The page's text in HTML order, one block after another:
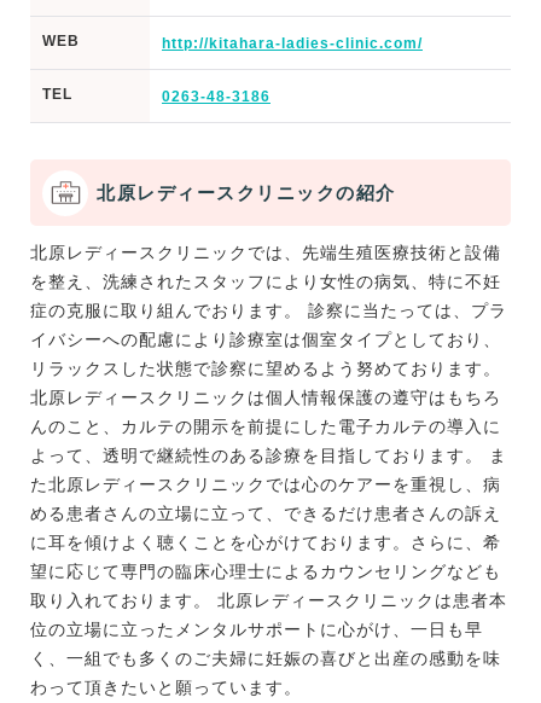
WEB http://kitahara-ladies-clinic.com/
TEL 0263-48-3186
北原レディースクリニックの紹介
北原レディースクリニックでは、先端生殖医療技術と設備
を整え、洗練されたスタッフにより女性の病気、特に不妊
症の克服に取り組んでおります。 診察に当たっては、プラ
イバシーへの配慮により診療室は個室タイプとしており、
リラックスした状態で診察に望めるよう努めております。
北原レディースクリニックは個人情報保護の遵守はもちろ
んのこと、カルテの開示を前提にした電子カルテの導入に
よって、透明で継続性のある診療を目指しております。 ま
た北原レディースクリニックでは心のケアーを重視し、病
める患者さんの立場に立って、できるだけ患者さんの訴え
に耳を傾けよく聴くことを心がけております。さらに、希
望に応じて専門の臨床心理士によるカウンセリングなども
取り入れております。 北原レディースクリニックは患者本
位の立場に立ったメンタルサポートに心がけ、一日も早
く、一組でも多くのご夫婦に妊娠の喜びと出産の感動を味
わって頂きたいと願っています。